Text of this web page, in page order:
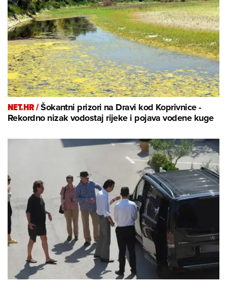
NET.HR /Šokantni prizori na Dravi kod Koprivnice -
Rekordno nizak vodostaj rijeke i pojava vodene kuge